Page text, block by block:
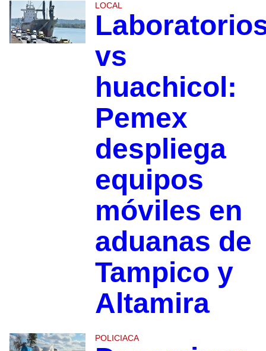
LOCAL
vs
huachicol:
Pemex
despliega
equipos
móviles en
aduanas de
Tampico y
Altamira
POLICIACA